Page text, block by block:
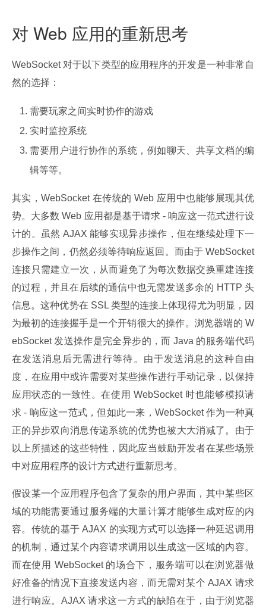
对 Web 应用的重新思考
WebSocket 对于以下类型的应用程序的开发是一种非常自
然的选择：
需要玩家之间实时协作的游戏
实时监控系统
需要用户进行协作的系统，例如聊天、共享文档的编
辑等等。
其实，WebSocket 在传统的 Web 应用中也能够展现其优
势。大多数 Web 应用都是基于请求 - 响应这一范式进行设
计的。虽然 AJAX 能够实现异步操作，但在继续处理下一
步操作之间，仍然必须等待响应返回。而由于 WebSocket
连接只需建立一次，从而避免了为每次数据交换重建连接
的过程，并且在后续的通信中也无需发送多余的 HTTP 头
信息。这种优势在 SSL 类型的连接上体现得尤为明显，因
为最初的连接握手是一个开销很大的操作。浏览器端的 W
ebSocket 发送操作是完全异步的，而 Java 的服务端代码
在发送消息后无需进行等待。由于发送消息的这种自由
度，在应用中或许需要对某些操作进行手动记录，以保持
应用状态的一致性。在使用 WebSocket 时也能够模拟请
求 - 响应这一范式，但如此一来，WebSocket 作为一种真
正的异步双向消息传递系统的优势也被大大消减了。由于
以上所描述的这些特性，因此应当鼓励开发者在某些场景
中对应用程序的设计方式进行重新思考。
假设某一个应用程序包含了复杂的用户界面，其中某些区
域的功能需要通过服务端的大量计算才能够生成对应的内
容。传统的基于 AJAX 的实现方式可以选择一种延迟调用
的机制，通过某个内容请求调用以生成这一区域的内容。
而在使用 WebSocket 的场合下，服务端可以在浏览器做
好准备的情况下直接发送内容，而无需对某个 AJAX 请求
进行响应。AJAX 请求这一方式的缺陷在于，由于浏览器